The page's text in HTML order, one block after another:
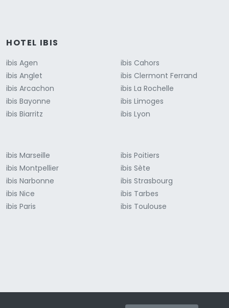
HOTEL IBIS
ibis Agen
ibis Anglet
ibis Arcachon
ibis Bayonne
ibis Biarritz
ibis Cahors
ibis Clermont Ferrand
ibis La Rochelle
ibis Limoges
ibis Lyon
ibis Marseille
ibis Montpellier
ibis Narbonne
ibis Nice
ibis Paris
ibis Poitiers
ibis Sète
ibis Strasbourg
ibis Tarbes
ibis Toulouse